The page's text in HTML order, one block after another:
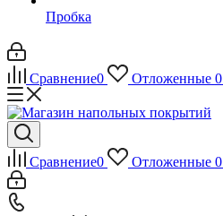
Пробка
Сравнение0 Отложенные 0
Сравнение0 Отложенные 0